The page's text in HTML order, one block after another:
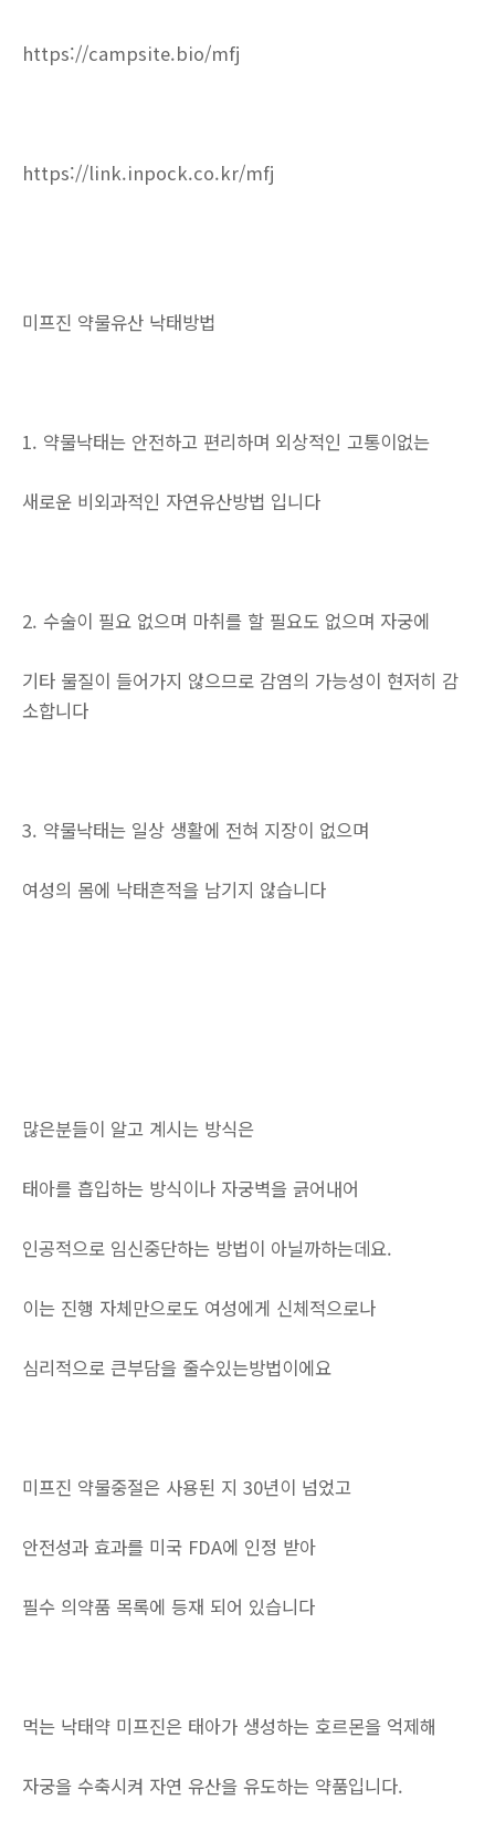
https://campsite.bio/mfj
https://link.inpock.co.kr/mfj
미프진 약물유산 낙태방법
1. 약물낙태는 안전하고 편리하며 외상적인 고통이없는
새로운 비외과적인 자연유산방법 입니다
2. 수술이 필요 없으며 마취를 할 필요도 없으며 자궁에
기타 물질이 들어가지 않으므로 감염의 가능성이 현저히 감
소합니다
3. 약물낙태는 일상 생활에 전혀 지장이 없으며
여성의 몸에 낙태흔적을 남기지 않습니다
많은분들이 알고 계시는 방식은
태아를 흡입하는 방식이나 자궁벽을 긁어내어
인공적으로 임신중단하는 방법이 아닐까하는데요.
이는 진행 자체만으로도 여성에게 신체적으로나
심리적으로 큰부담을 줄수있는방법이에요
미프진 약물중절은 사용된 지 30년이 넘었고
안전성과 효과를 미국 FDA에 인정 받아
필수 의약품 목록에 등재 되어 있습니다
먹는 낙태약 미프진은 태아가 생성하는 호르몬을 억제해
자궁을 수축시켜 자연 유산을 유도하는 약품입니다.